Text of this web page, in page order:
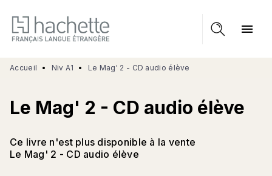
MENU RECHERCHE
CONTENU
PIED DE PAGE
menu
Accueil • Niv A1 • Le Mag' 2 - CD audio élève
Le Mag' 2 - CD audio élève
Ce livre n'est plus disponible à la vente
Le Mag' 2 - CD audio élève